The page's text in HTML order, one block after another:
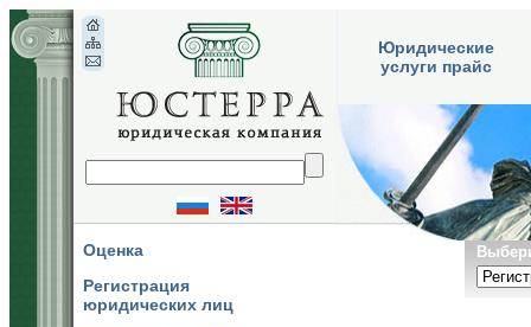
Оценка
Регистрация
юридических лиц
Юридические
услуги прайс